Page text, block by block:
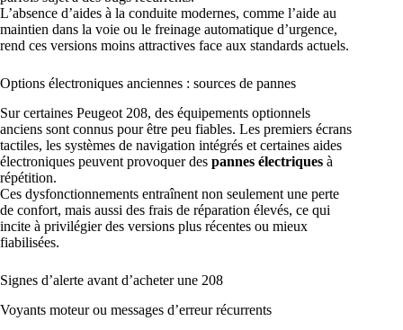
L’absence d’aides à la conduite modernes, comme l’aide au
maintien dans la voie ou le freinage automatique d’urgence,
rend ces versions moins attractives face aux standards actuels.
Options électroniques anciennes : sources de pannes
Sur certaines Peugeot 208, des équipements optionnels
anciens sont connus pour être peu fiables. Les premiers écrans
tactiles, les systèmes de navigation intégrés et certaines aides
électroniques peuvent provoquer des pannes électriques à
répétition.
Ces dysfonctionnements entraînent non seulement une perte
de confort, mais aussi des frais de réparation élevés, ce qui
incite à privilégier des versions plus récentes ou mieux
fiabilisées.
Signes d’alerte avant d’acheter une 208
Voyants moteur ou messages d’erreur récurrents